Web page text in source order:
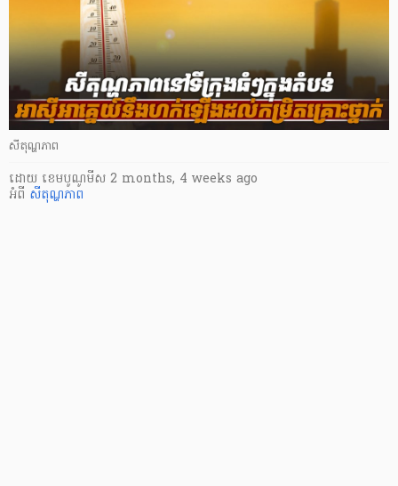
សីតុណ្ហភាព
ដោយ ​ ខេមបូណូមីស 2 months, 4 weeks ago
អំពី សីតុណ្ហភាព